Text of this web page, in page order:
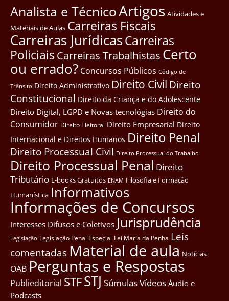
Analista e TécnicoArtigos Atividades e
Materiais de Aulas Carreiras Fiscais
Carreiras JurídicasCarreiras
Policiais Carreiras Trabalhistas Certo
ou errado? Concursos Públicos Côdigo de
Trânsito Direito Administrativo Direito Civil Direito
Constitucional Direito da Criança e do Adolescente
Direito Digital, LGPD e Novas tecnológias Direito do
Consumidor Direito Eleitoral Direito Empresarial Direito
Internacional e Direitos Humanos Direito Penal
Direito Processual Civil Direito Processual do Trabalho
Direito Processual Penal Direito
Tributário E-books Gratuitos ENAM Filosofia e Formação
Humanística Informativos
Informações de Concursos
Interesses Difusos e Coletivos Jurisprudência
Legislação Legislação Penal Especial Lei Maria da Penha Leis
comentadas Material de aula Notícias
OAB Perguntas e Respostas
Publieditorial STFSTJ SúmulasVídeos Áudio e
Podcasts